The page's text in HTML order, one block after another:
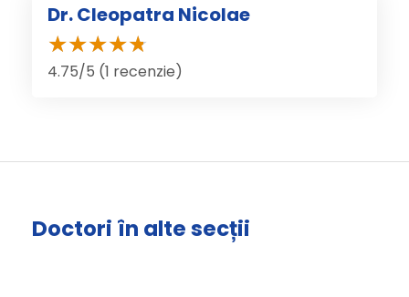
Dr. Cleopatra Nicolae
4.75/5 (1 recenzie)
Doctori în alte secții